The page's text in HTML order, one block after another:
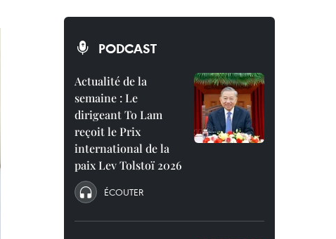
PODCAST
Actualité de la
semaine : Le
dirigeant To Lam
reçoit le Prix
international de la
paix Lev Tolstoï 2026
ÉCOUTER